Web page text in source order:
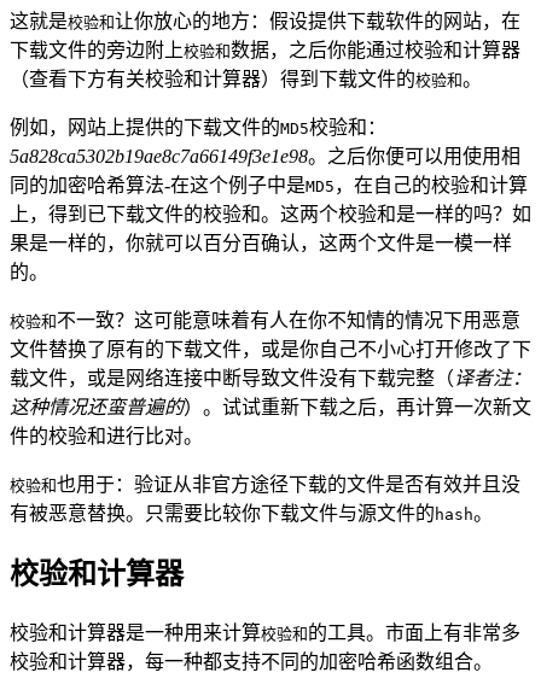
这就是校验和让你放心的地方：假设提供下载软件的网站，在
下载文件的旁边附上校验和数据，之后你能通过校验和计算器
（查看下方有关校验和计算器）得到下载文件的校验和。
例如，网站上提供的下载文件的MD5校验和：
5a828ca5302b19ae8c7a66149f3e1e98。之后你便可以用使用相
同的加密哈希算法-在这个例子中是MD5 ，在自己的校验和计算
上，得到已下载文件的校验和。这两个校验和是一样的吗？如
果是一样的，你就可以百分百确认，这两个文件是一模一样
的。
校验和 不一致？这可能意味着有人在你不知情的情况下用恶意
文件替换了原有的下载文件，或是你自己不小心打开修改了下
载文件，或是网络连接中断导致文件没有下载完整（译者注：
这种情况还蛮普遍的）。试试重新下载之后，再计算一次新文
件的校验和进行比对。
校验和也用于：验证从非官方途径下载的文件是否有效并且没
有被恶意替换。只需要比较你下载文件与源文件的 hash。
校验和计算器
校验和计算器是一种用来计算校验和 的工具。市面上有非常多
校验和计算器，每一种都支持不同的加密哈希函数组合。